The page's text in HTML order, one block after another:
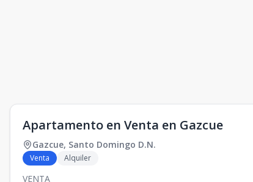
Apartamento en Venta en Gazcue
Gazcue, Santo Domingo D.N.
Venta Alquiler
VENTA